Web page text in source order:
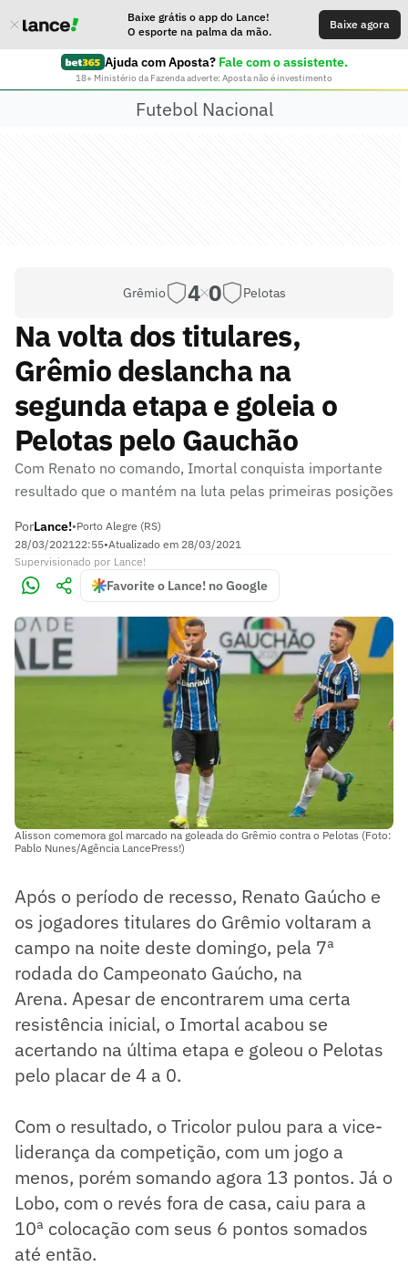
Baixe grátis o app do Lance!
O esporte na palma da mão.
Baixe agora
Ajuda com Aposta? Fale com o assistente.
18+ Ministério da Fazenda adverte: Aposta não é investimento
Futebol Nacional
Grêmio 4 0 Pelotas
Na volta dos titulares,
Grêmio deslancha na
segunda etapa e goleia o
Pelotas pelo Gauchão
Com Renato no comando, Imortal conquista importante
resultado que o mantém na luta pelas primeiras posições
PorLance!•Porto Alegre (RS)
28/03/202122:55•Atualizado em 28/03/2021
Supervisionado por Lance!
Favorite o Lance! no Google
Alisson comemora gol marcado na goleada do Grêmio contra o Pelotas (Foto:
Pablo Nunes/Agência LancePress!)
Após o período de recesso, Renato Gaúcho e
os jogadores titulares do Grêmio voltaram a
campo na noite deste domingo, pela 7ª
rodada do Campeonato Gaúcho, na
Arena. Apesar de encontrarem uma certa
resistência inicial, o Imortal acabou se
acertando na última etapa e goleou o Pelotas
pelo placar de 4 a 0.
Com o resultado, o Tricolor pulou para a vice-
liderança da competição, com um jogo a
menos, porém somando agora 13 pontos. Já o
Lobo, com o revés fora de casa, caiu para a
10ª colocação com seus 6 pontos somados
até então.